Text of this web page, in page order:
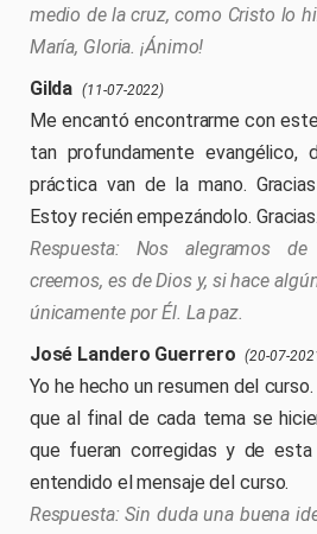
medio de la cruz, como Cristo lo
María, Gloria. ¡Ánimo!
Gilda (11-07-2022)
Me encantó encontrarme con
tan profundamente evangélico,
práctica van de la mano.
Estoy recién empezándolo. Gracias.
Nos alegramos
creemos, es de Dios y, si hace
únicamente por Él. La paz.
José Landero Guerrero
(20-07-
Yo he hecho un resumen del
que al final de cada tema se
que fueran corregidas y de
entendido el mensaje del curso.
Sin duda una buena